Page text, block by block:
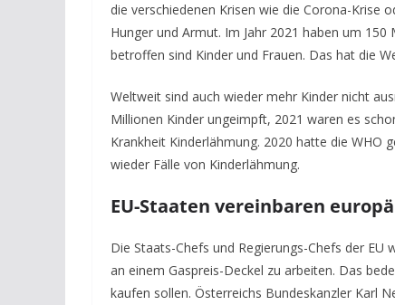
die verschiedenen Krisen wie die Corona-Krise
Hunger und Armut. Im Jahr 2021 haben um
betroffen sind Kinder und Frauen. Das hat die
Weltweit sind auch wieder mehr Kinder nicht
Millionen Kinder ungeimpft, 2021 waren es
Krankheit Kinderlähmung. 2020 hatte die WHO
wieder Fälle von Kinderlähmung.
EU-Staaten vereinbaren
Die Staats-Chefs und Regierungs-Chefs der
an einem Gaspreis-Deckel zu arbeiten. Das
kaufen sollen. Österreichs Bundeskanzler Karl